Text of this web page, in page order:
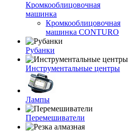
Кромкооблицовочная
машинка
Кромкооблицовочная
машинка CONTURO
Рубанки
Инструментальные центры
Лампы
Перемешиватели